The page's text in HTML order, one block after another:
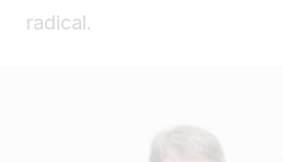
radical.